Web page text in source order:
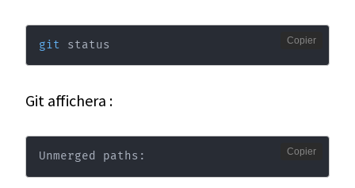
git status Copier
Git affichera :
Unmerged paths: Copier